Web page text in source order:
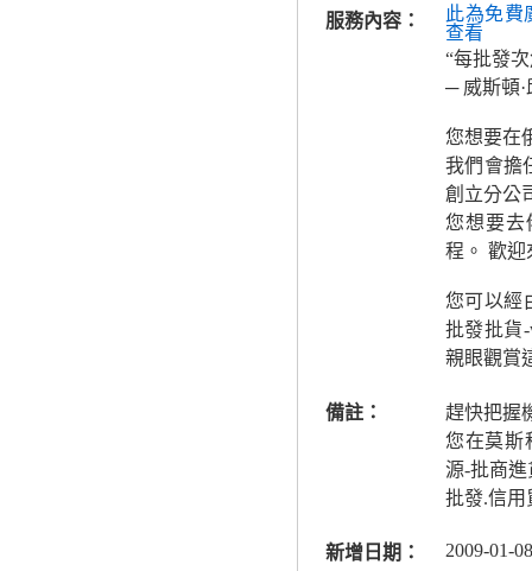
服務內容：
此為免費
查看
“每批發
─ 威斯頓·
您想要在
我們會擔
創立分公
您想要去
程。 歡迎
您可以經
批發批貨
親眼觀賞
備註：
趕快把握
您在莫斯
源-批商
批發.信用
新增日期： 2009-01-